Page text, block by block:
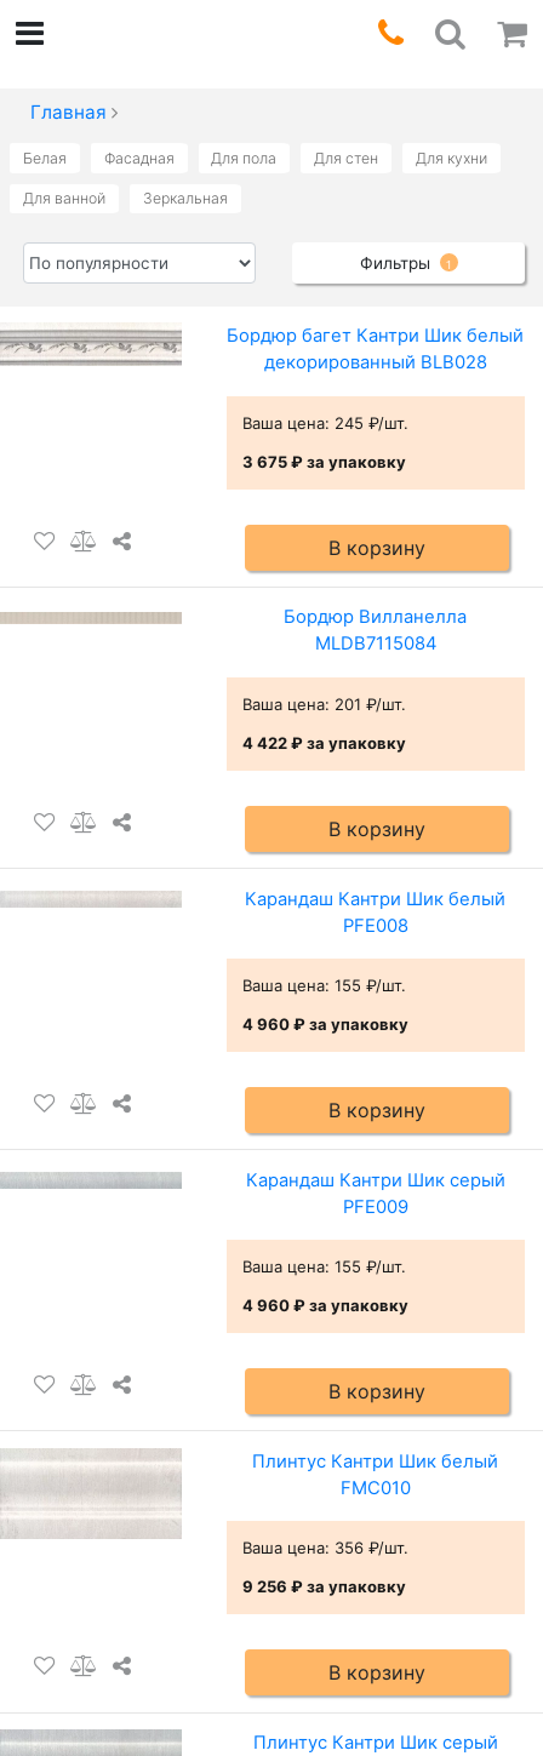
Главная
Белая Фасадная Для пола Для стен Для кухни
Для ванной Зеркальная
Фильтры 1
Бордюр багет Кантри Шик белый
декорированный BLB028
Ваша цена: 245 ₽/шт.
3 675 ₽за упаковку
В корзину
Бордюр Вилланелла
MLDB7115084
Ваша цена: 201 ₽/шт.
4 422 ₽за упаковку
В корзину
Карандаш Кантри Шик белый
PFE008
Ваша цена: 155 ₽/шт.
4 960 ₽за упаковку
В корзину
Карандаш Кантри Шик серый
PFE009
Ваша цена: 155 ₽/шт.
4 960 ₽за упаковку
В корзину
Плинтус Кантри Шик белый
FMC010
Ваша цена: 356 ₽/шт.
9 256 ₽за упаковку
В корзину
Плинтус Кантри Шик серый